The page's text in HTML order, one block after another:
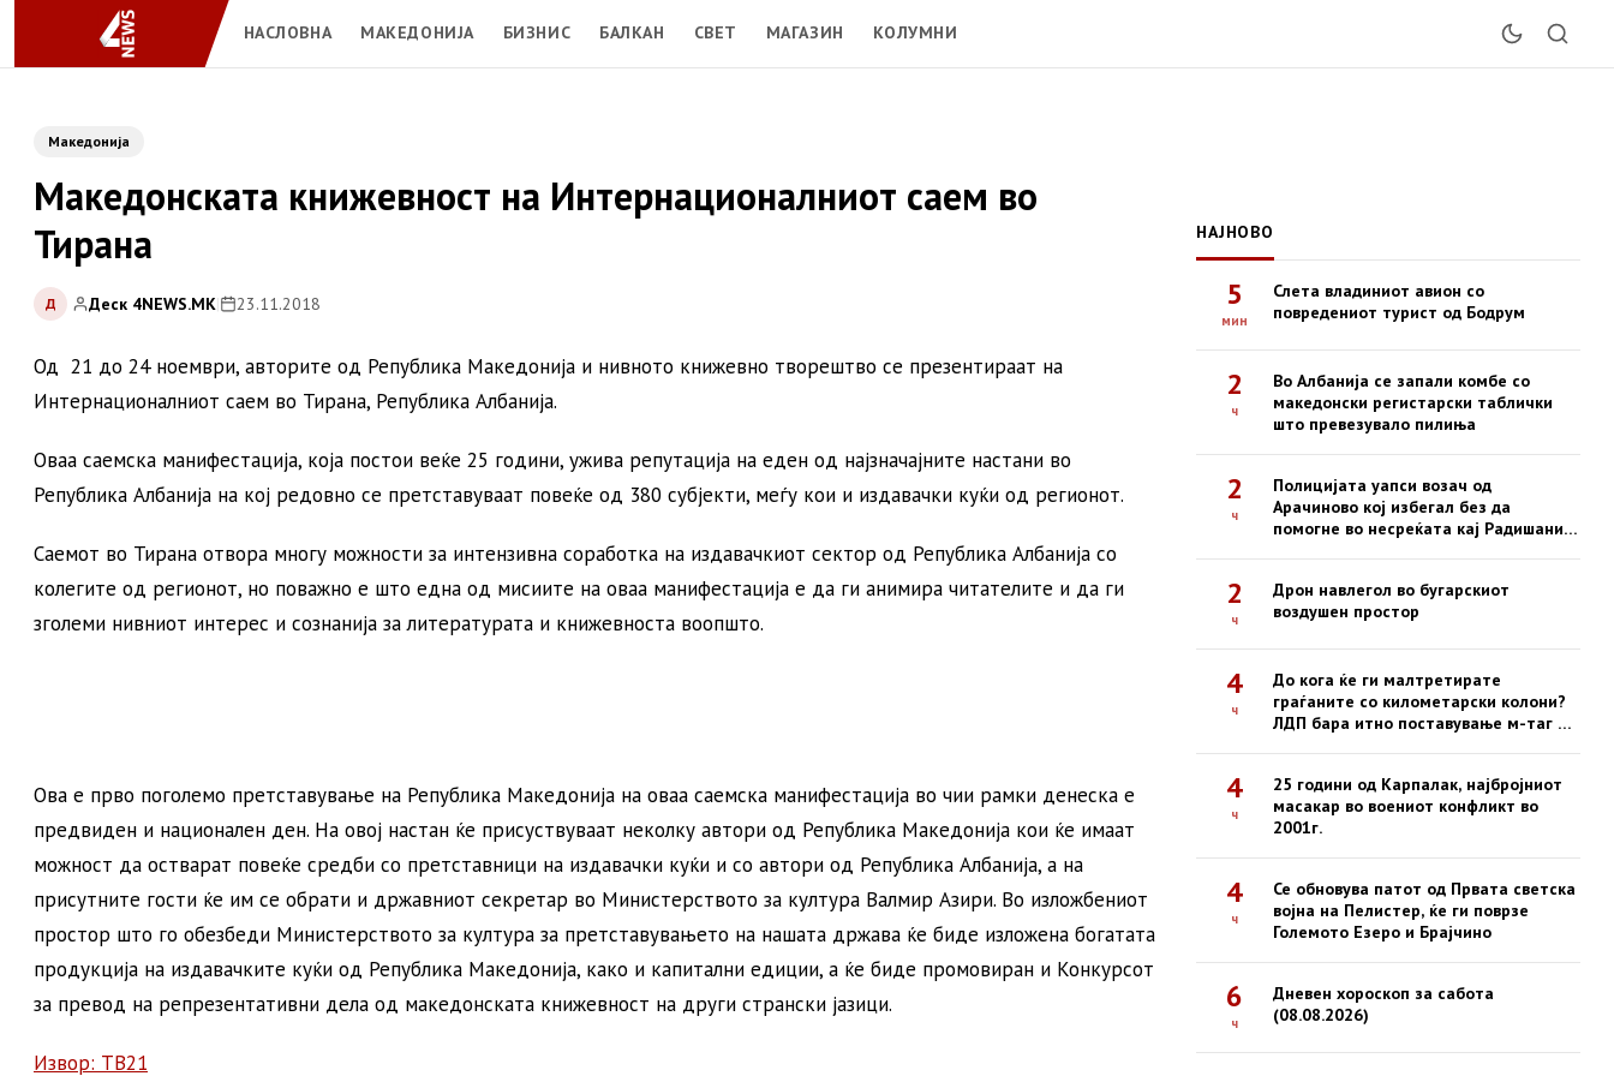
НАСЛОВНА МАКЕДОНИЈА БИЗНИС БАЛКАН СВЕТ МАГАЗИН КОЛУМНИ
Македонија
Македонската книжевност на Интернационалниот саем во
Тирана
Д Деск 4NEWS.MK| 23.11.2018
Од 21 до 24 ноември, авторите од Република Македонија и нивното книжевно творештво се презентираат на
Интернационалниот саем во Тирана, Република Албанија.
Оваа саемска манифестација, која постои веќе 25 години, ужива репутација на еден од најзначајните настани во
Република Албанија на кој редовно се претставуваат повеќе од 380 субјекти, меѓу кои и издавачки куќи од регионот.
Саемот во Тирана отвора многу можности за интензивна соработка на издавачкиот сектор од Република Албанија со
колегите од регионот, но поважно е што една од мисиите на оваа манифестација е да ги анимира читателите и да ги
зголеми нивниот интерес и сознанија за литературата и книжевноста воопшто.
Ова е прво поголемо претставување на Република Македонија на оваа саемска манифестација во чии рамки денеска е
предвиден и национален ден. На овој настан ќе присуствуваат неколку автори од Република Македонија кои ќе имаат
можност да остварат повеќе средби со претставници на издавачки куќи и со автори од Република Албанија, а на
присутните гости ќе им се обрати и државниот секретар во Министерството за култура Валмир Азири. Во изложбениот
простор што го обезбеди Министерството за култура за претставувањето на нашата држава ќе биде изложена богатата
продукција на издавачките куќи од Република Македонија, како и капитални едиции, а ќе биде промовиран и Конкурсот
за превод на репрезентативни дела од македонската книжевност на други странски јазици.
Извор: ТВ21
НАЈНОВО
5
мин
Слета владиниот авион со
повредениот турист од Бодрум
2
ч
Во Албанија се запали комбе со
македонски регистарски таблички
што превезувало пилиња
2
ч
Полицијата уапси возач од
Арачиново кој избегал без да
помогне во несреќата кај Радишани,
2
ч
Дрон навлегол во бугарскиот
воздушен простор
4
ч
До кога ќе ги малтретирате
граѓаните со километарски колони?
ЛДП бара итно поставување м-таг на
4
ч
25 години од Карпалак, најбројниот
масакар во воениот конфликт во
2001г.
4
ч
Се обновува патот од Првата светска
војна на Пелистер, ќе ги поврзе
Големото Езеро и Брајчино
6
ч
Дневен хороскоп за сабота
(08.08.2026)